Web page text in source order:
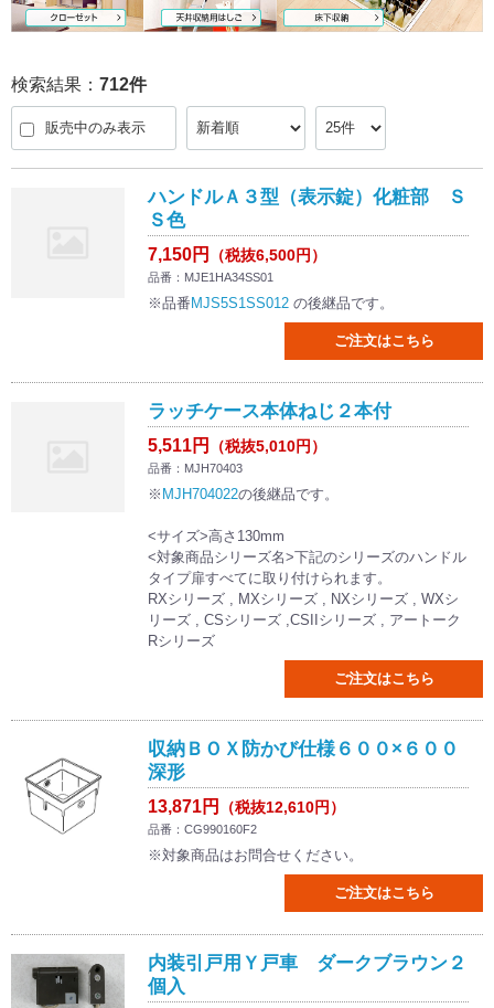
検索結果： 712件
販売中のみ表示
ハンドルＡ３型（表示錠）化粧部 Ｓ
Ｓ色
7,150円 （税抜6,500円）
品番：MJE1HA34SS01
※品番 MJS5S1SS012の後継品です。
ご注文はこちら
ラッチケース本体ねじ２本付
5,511円 （税抜5,010円）
品番：MJH70403
※ MJH704022の後継品です。
<サイズ>高さ130mm
<対象商品シリーズ名>下記のシリーズのハンドル
タイプ扉すべてに取り付けられます。
RXシリーズ , MXシリーズ , NXシリーズ , WXシ
リーズ , CSシリーズ ,CSIIシリーズ , アートーク
Rシリーズ
ご注文はこちら
収納ＢＯＸ防かび仕様６００×６００
深形
13,871円 （税抜12,610円）
品番：CG990160F2
※対象商品はお問合せください。
ご注文はこちら
内装引戸用Ｙ戸車 ダークブラウン２
個入